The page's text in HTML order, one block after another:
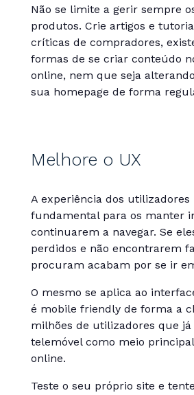
Não se limite a gerir sempre
produtos. Crie artigos e
críticas de compradores,
formas de se criar conteúdo
online, nem que seja
sua homepage de forma
Melhore o UX
A experiência dos utilizadores
fundamental para os manter
continuarem a navegar. Se
perdidos e não encontrarem
procuram acabam por se ir
O mesmo se aplica ao
é mobile friendly de forma a
milhões de utilizadores que
telemóvel como meio
online.
Teste o seu próprio site e